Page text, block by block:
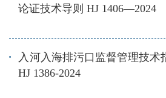
论证技术导则 HJ 1406—2024
入河入海排污口监督管理技术
HJ 1386-2024